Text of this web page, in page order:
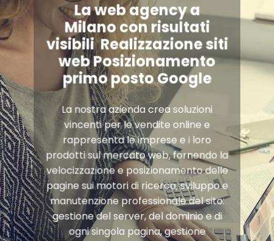
La web agency a
Milano con risultati
visibili Realizzazione siti
web Posizionamento
primo posto Google
La nostra azienda crea soluzioni
vincenti per le vendite online e
rappresenta le imprese e i loro
prodotti sul mercato web, fornendo la
velocizzazione e posizionamento delle
pagine sui motori di ricerca, sviluppo e
manutenzione professionale del sito:
gestione del server, del dominio e di
ogni singola pagina, gestione